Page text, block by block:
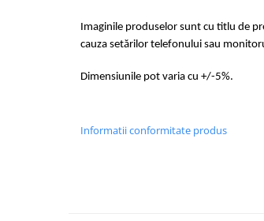
Imaginile produselor sunt cu titlu de
cauza setărilor telefonului sau
Dimensiunile pot varia cu +/-5%.
Informatii conformitate produs